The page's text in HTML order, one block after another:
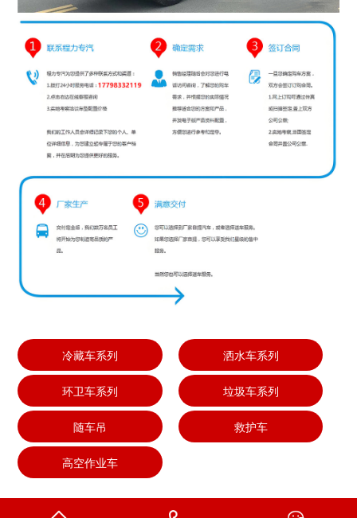
冷藏车系列 洒水车系列
环卫车系列 垃圾车系列
随车吊 救护车
高空作业车